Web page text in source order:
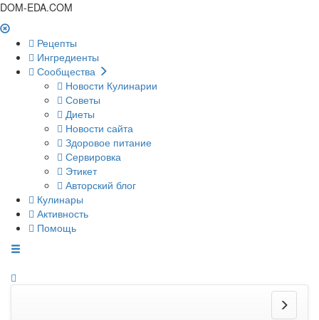
DOM-EDA.COM
Рецепты
Ингредиенты
Сообщества
Новости Кулинарии
Советы
Диеты
Новости сайта
Здоровое питание
Сервировка
Этикет
Авторский блог
Кулинары
Активность
Помощь